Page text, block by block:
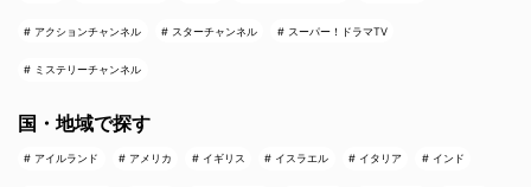
アクションチャンネル スターチャンネル スーパー！ドラマTV
ミステリーチャンネル
国・地域で探す
アイルランド アメリカ イギリス イスラエル イタリア インド